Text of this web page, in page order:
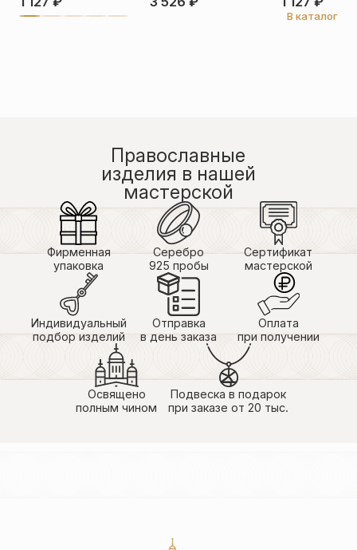
В каталог
Православные
изделия в нашей
мастерской
Фирменная
упаковка
Серебро
925 пробы
Сертификат
мастерской
Индивидуальный
подбор изделий
Отправка
в день заказа
Оплата
при получении
Освящено
полным чином
Подвеска в подарок
при заказе от 20 тыс.